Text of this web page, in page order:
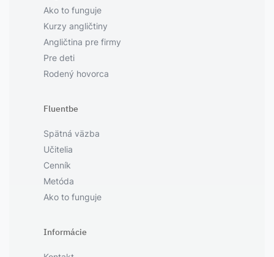
Ako to funguje
Kurzy angličtiny
Angličtina pre firmy
Pre deti
Rodený hovorca
Fluentbe
Spätná väzba
Učitelia
Cenník
Metóda
Ako to funguje
Informácie